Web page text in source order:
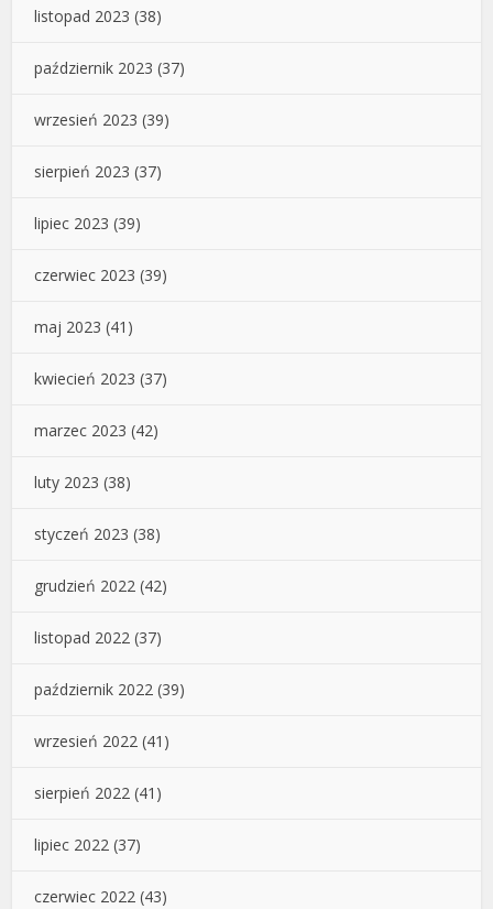
listopad 2023 (38)
październik 2023 (37)
wrzesień 2023 (39)
sierpień 2023 (37)
lipiec 2023 (39)
czerwiec 2023 (39)
maj 2023 (41)
kwiecień 2023 (37)
marzec 2023 (42)
luty 2023 (38)
styczeń 2023 (38)
grudzień 2022 (42)
listopad 2022 (37)
październik 2022 (39)
wrzesień 2022 (41)
sierpień 2022 (41)
lipiec 2022 (37)
czerwiec 2022 (43)